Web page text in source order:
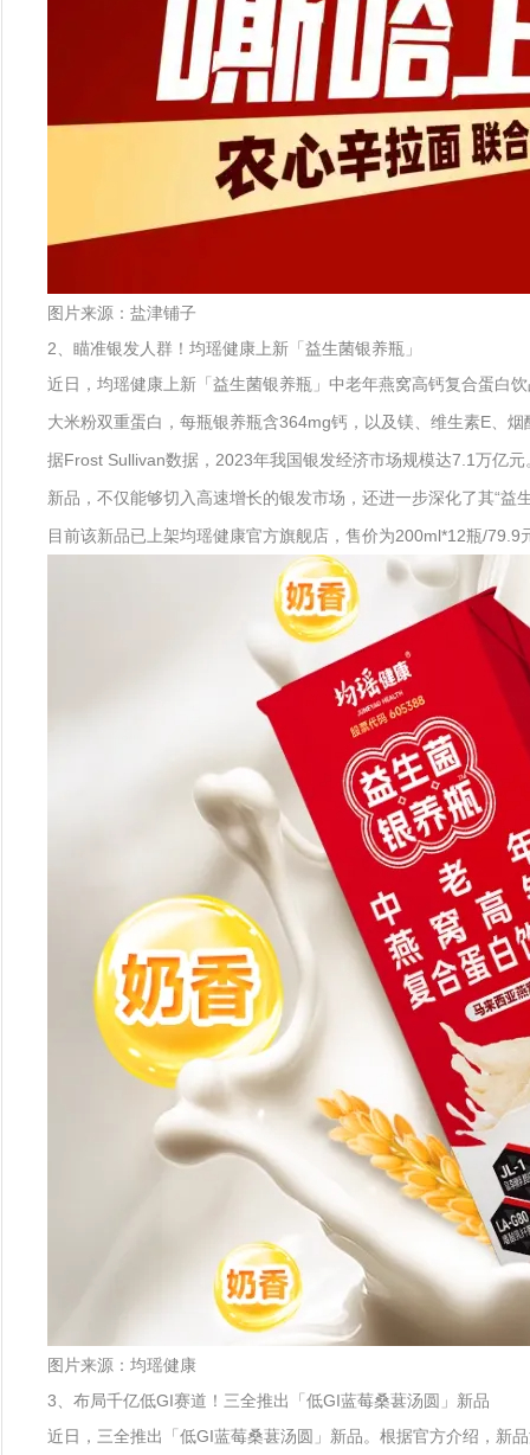
图片来源：盐津铺子
2、瞄准银发人群！均瑶健康上新「益生菌银养瓶」
近日，均瑶健康上新「益生菌银养瓶」中老年燕窝高钙复合蛋白
大米粉双重蛋白，每瓶银养瓶含364mg钙，以及镁、维生素E、
据Frost Sullivan数据，2023年我国银发经济市场规模达7.1万亿
新品，不仅能够切入高速增长的银发市场，还进一步深化了其“
目前该新品已上架均瑶健康官方旗舰店，售价为200ml*12瓶/79.9
图片来源：均瑶健康
3、布局千亿低GI赛道！三全推出「低GI蓝莓桑葚汤圆」新品
近日，三全推出「低GI蓝莓桑葚汤圆」新品。根据官方介绍，新